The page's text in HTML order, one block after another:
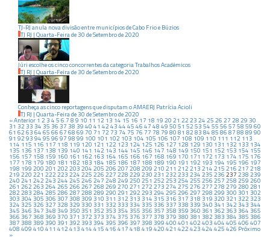
TJ-RJ anula nova divisão entre municípios de Cabo Frio e Búzios
TJ RJ | Quarta-Feirade30 deSetembrode2020
Júri escolhe os cinco concorrentes da categoria Trabalhos Acadêmicos
TJ RJ | Quarta-Feirade30 deSetembrode2020
Conheça as cinco reportagens que disputam o AMAERJ Patrícia Acioli
TJ RJ | Quarta-Feirade30 deSetembrode2020
« Anterior 1 2 3 4 5 6 7 8 9 10 11 12 13 14 15 16 17 18 19 20 21 22 23 24 25 26 27 28 29 30
31 32 33 34 35 36 37 38 39 40 41 42 43 44 45 46 47 48 49 50 51 52 53 54 55 56 57 58 59 60
61 62 63 64 65 66 67 68 69 70 71 72 73 74 75 76 77 78 79 80 81 82 83 84 85 86 87 88 89 90
91 92 93 94 95 96 97 98 99 100 101 102 103 104 105 106 107 108 109 110 111 112 113
114 115 116 117 118 119 120 121 122 123 124 125 126 127 128 129 130 131 132 133 134
135 136 137 138 139 140 141 142 143 144 145 146 147 148 149 150 151 152 153 154 155
156 157 158 159 160 161 162 163 164 165 166 167 168 169 170 171 172 173 174 175 176
177 178 179 180 181 182 183 184 185 186 187 188 189 190 191 192 193 194 195 196 197
198 199 200 201 202 203 204 205 206 207 208 209 210 211 212 213 214 215 216 217 218
219 220 221 222 223 224 225 226 227 228 229 230 231 232 233 234 235 236 237 238 239
240 241 242 243 244 245 246 247 248 249 250 251 252 253 254 255 256 257 258 259 260
261 262 263 264 265 266 267 268 269 270 271 272 273 274 275 276 277 278 279 280 281
282 283 284 285 286 287 288 289 290 291 292 293 294 295 296 297 298 299 300 301 302
303 304 305 306 307 308 309 310 311 312 313 314 315 316 317 318 319 320 321 322 323
324 325 326 327 328 329 330 331 332 333 334 335 336 337 338 339 340 341 342 343 344
345 346 347 348 349 350 351 352 353 354 355 356 357 358 359 360 361 362 363 364 365
366 367 368 369 370 371 372 373 374 375 376 377 378 379 380 381 382 383 384 385 386
387 388 389 390 391 392 393 394 395 396 397 398 399 400 401 402 403 404 405 406 407
408 409 410 411 412 413 414 415 416 417 418 419 420 421 422 423 424 425 426 Próximo
»